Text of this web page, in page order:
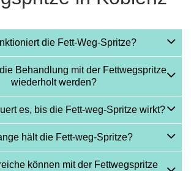
die Fett-Weg-Spritze?
Behandlung mit der Fettwegspritze
wiederholt werden?
es, bis die Fett-weg-Spritze wirkt?
hält die Fett-weg-Spritze?
können mit der Fettwegspritze